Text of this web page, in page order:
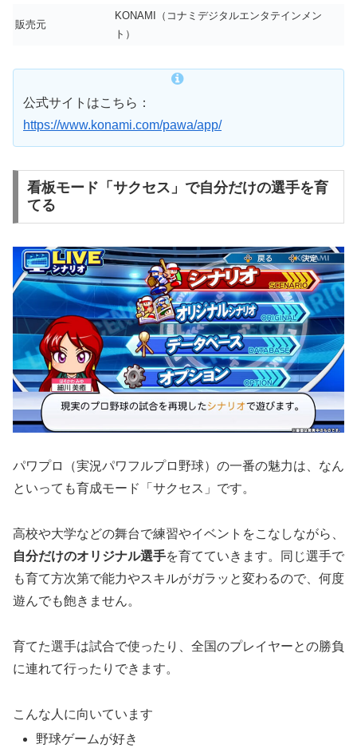
販売元
KONAMI（コナミデジタルエンタテインメン
ト）
公式サイトはこちら：
https://www.konami.com/pawa/app/
看板モード「サクセス」で自分だけの選手を育
てる
パワプロ（実況パワフルプロ野球）の一番の魅力は、なん
といっても育成モード「サクセス」です。
高校や大学などの舞台で練習やイベントをこなしながら、
自分だけのオリジナル選手を育てていきます。同じ選手で
も育て方次第で能力やスキルがガラッと変わるので、何度
遊んでも飽きません。
育てた選手は試合で使ったり、全国のプレイヤーとの勝負
に連れて行ったりできます。
こんな人に向いています
野球ゲームが好き